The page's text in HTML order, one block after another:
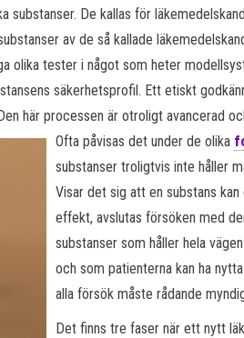
De kallas för
av de så kallade
olika tester i något som heter
säkerhetsprofil. Ett etiskt
här processen är otroligt avancerad
Ofta påvisas det under de olika
substanser troligtvis inte håller
Visar det sig att en substans
effekt, avslutas försöken med
substanser som håller hela
och som patienterna kan ha
alla försök måste rådande
Det finns tre faser när ett nytt